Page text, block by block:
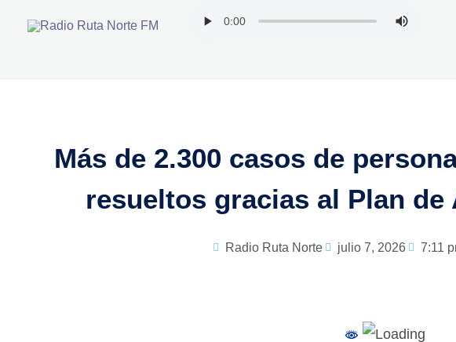
Más de 2.300 casos de
resueltos gracias al Plan
Radio Ruta Norte julio 7, 2026 7:11